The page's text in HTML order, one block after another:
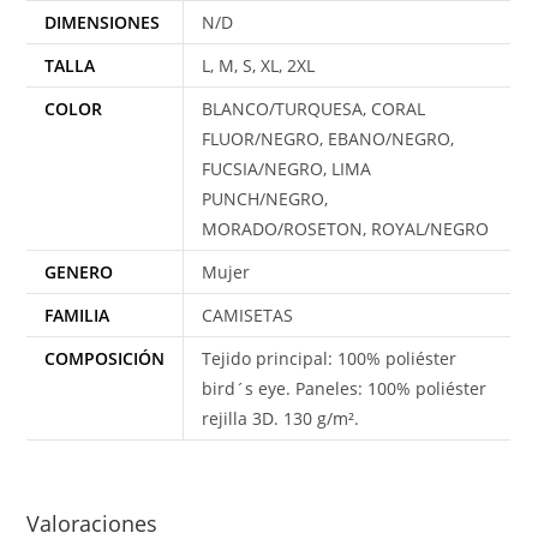
DIMENSIONES
N/D
TALLA
L, M, S, XL, 2XL
COLOR
BLANCO/TURQUESA, CORAL
FLUOR/NEGRO, EBANO/NEGRO,
FUCSIA/NEGRO, LIMA
PUNCH/NEGRO,
MORADO/ROSETON, ROYAL/NEGRO
GENERO
Mujer
FAMILIA
CAMISETAS
COMPOSICIÓN
Tejido principal: 100% poliéster
bird´s eye. Paneles: 100% poliéster
rejilla 3D. 130 g/m².
Valoraciones